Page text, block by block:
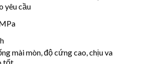
yêu cầu
mài mòn, độ cứng cao, chịu va
tốt